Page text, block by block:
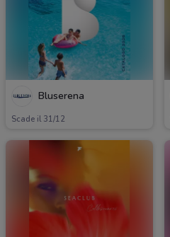
Bluserena
Scade il 31/12